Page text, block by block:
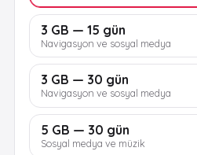
3 GB — 15 gün
Navigasyon ve sosyal medya
3 GB — 30 gün
Navigasyon ve sosyal medya
5 GB — 30 gün
Sosyal medya ve müzik